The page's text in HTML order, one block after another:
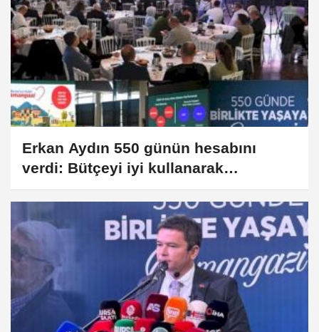
Erkan Aydın 550 günün hesabını
verdi: Bütçeyi iyi kullanarak
tasarrufları hizmete çevirdi